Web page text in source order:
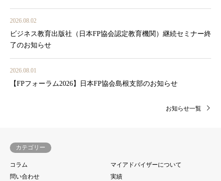
2026.08.02
ビジネス教育出版社（日本FP協会認定教育機関）継続セミナー終
了のお知らせ
2026.08.01
【FPフォーラム2026】日本FP協会島根支部のお知らせ
お知らせ一覧
カテゴリー
コラム
マイアドバイザーについて
問い合わせ
実績